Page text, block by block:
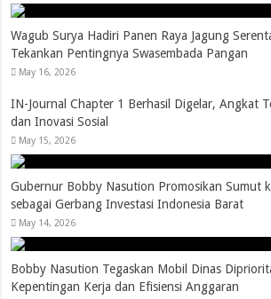
Wagub Surya Hadiri Panen Raya Jagung
Tekankan Pentingnya Swasembada Pangan
May 16, 2026
IN-Journal Chapter 1 Berhasil Digelar, Angkat
dan Inovasi Sosial
May 15, 2026
Gubernur Bobby Nasution Promosikan Sumut
sebagai Gerbang Investasi Indonesia Barat
May 14, 2026
Bobby Nasution Tegaskan Mobil Dinas
Kepentingan Kerja dan Efisiensi Anggaran